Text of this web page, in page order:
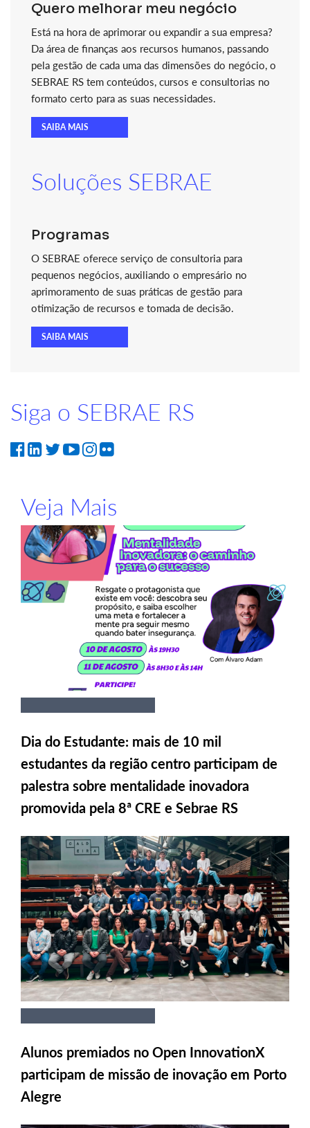
Quero melhorar meu negócio
Está na hora de aprimorar ou expandir a sua empresa?
Da área de finanças aos recursos humanos, passando
pela gestão de cada uma das dimensões do negócio, o
SEBRAE RS tem conteúdos, cursos e consultorias no
formato certo para as suas necessidades.
SAIBA MAIS
Soluções SEBRAE
Programas
O SEBRAE oferece serviço de consultoria para
pequenos negócios, auxiliando o empresário no
aprimoramento de suas práticas de gestão para
otimização de recursos e tomada de decisão.
SAIBA MAIS
Siga o SEBRAE RS
Veja Mais
Dia do Estudante: mais de 10 mil
estudantes da região centro participam de
palestra sobre mentalidade inovadora
promovida pela 8ª CRE e Sebrae RS
Alunos premiados no Open InnovationX
participam de missão de inovação em Porto
Alegre